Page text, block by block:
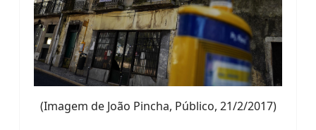
(Imagem de João Pincha, Público, 21/2/2017)